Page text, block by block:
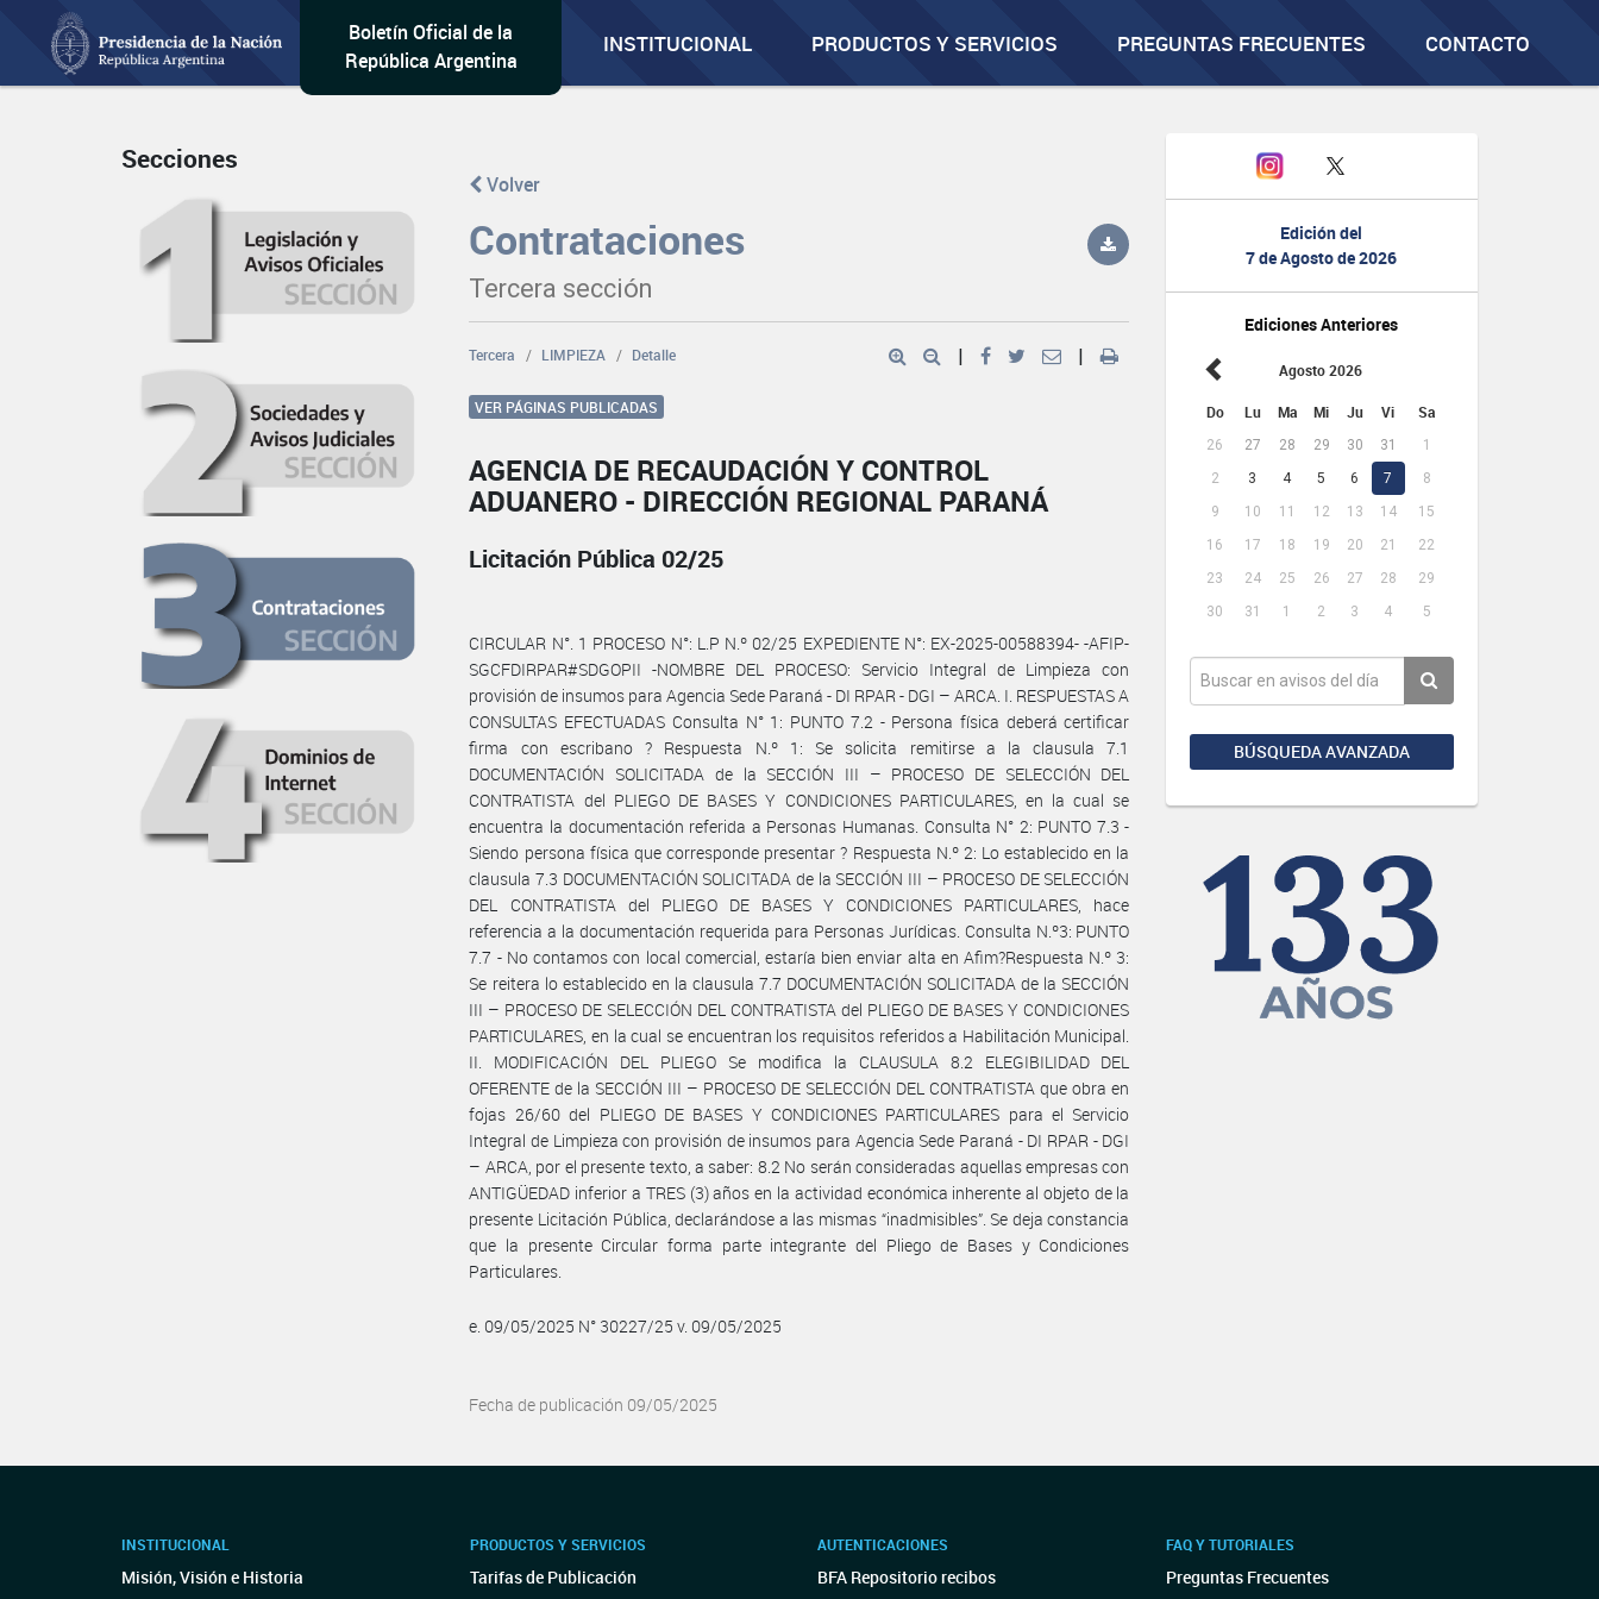
Boletín Oficial de la
República Argentina
INSTITUCIONAL PRODUCTOS Y SERVICIOS PREGUNTAS FRECUENTES CONTACTO
Edición del
7 de Agosto de 2026
Ediciones Anteriores
Agosto 2026
Do Lu Ma Mi Ju Vi Sa
26 27 28 29 30 31
1
2
3 4 5 6 7
8
9
10 11 12 13 14
15
16
17 18 19 20 21
22
23
24 25 26 27 28
29
30
31 1 2 3 4 5
BÚSQUEDA AVANZADA
Secciones
Volver
Contrataciones
Tercera sección
Tercera LIMPIEZA Detalle | |
VER PÁGINAS PUBLICADAS
AGENCIA DE RECAUDACIÓN Y CONTROL
ADUANERO - DIRECCIÓN REGIONAL PARANÁ
Licitación Pública 02/25
CIRCULAR N°. 1 PROCESO N°: L.P N.º 02/25 EXPEDIENTE N°: EX-2025-00588394- -AFIP-
SGCFDIRPAR#SDGOPII -NOMBRE DEL PROCESO: Servicio Integral de Limpieza con
provisión de insumos para Agencia Sede Paraná - DI RPAR - DGI – ARCA. I. RESPUESTAS A
CONSULTAS EFECTUADAS Consulta N° 1: PUNTO 7.2 - Persona física deberá certificar
firma con escribano ? Respuesta N.º 1: Se solicita remitirse a la clausula 7.1
DOCUMENTACIÓN SOLICITADA de la SECCIÓN III – PROCESO DE SELECCIÓN DEL
CONTRATISTA del PLIEGO DE BASES Y CONDICIONES PARTICULARES, en la cual se
encuentra la documentación referida a Personas Humanas. Consulta N° 2: PUNTO 7.3 -
Siendo persona física que corresponde presentar ? Respuesta N.º 2: Lo establecido en la
clausula 7.3 DOCUMENTACIÓN SOLICITADA de la SECCIÓN III – PROCESO DE SELECCIÓN
DEL CONTRATISTA del PLIEGO DE BASES Y CONDICIONES PARTICULARES, hace
referencia a la documentación requerida para Personas Jurídicas. Consulta N.º3: PUNTO
7.7 - No contamos con local comercial, estaría bien enviar alta en Afim?Respuesta N.º 3:
Se reitera lo establecido en la clausula 7.7 DOCUMENTACIÓN SOLICITADA de la SECCIÓN
III – PROCESO DE SELECCIÓN DEL CONTRATISTA del PLIEGO DE BASES Y CONDICIONES
PARTICULARES, en la cual se encuentran los requisitos referidos a Habilitación Municipal.
II. MODIFICACIÓN DEL PLIEGO Se modifica la CLAUSULA 8.2 ELEGIBILIDAD DEL
OFERENTE de la SECCIÓN III – PROCESO DE SELECCIÓN DEL CONTRATISTA que obra en
fojas 26/60 del PLIEGO DE BASES Y CONDICIONES PARTICULARES para el Servicio
Integral de Limpieza con provisión de insumos para Agencia Sede Paraná - DI RPAR - DGI
– ARCA, por el presente texto, a saber: 8.2 No serán consideradas aquellas empresas con
ANTIGÜEDAD inferior a TRES (3) años en la actividad económica inherente al objeto de la
presente Licitación Pública, declarándose a las mismas “inadmisibles”. Se deja constancia
que la presente Circular forma parte integrante del Pliego de Bases y Condiciones
Particulares.
e. 09/05/2025 N° 30227/25 v. 09/05/2025
Fecha de publicación 09/05/2025
INSTITUCIONAL
Misión, Visión e Historia
PRODUCTOS Y SERVICIOS
Tarifas de Publicación
AUTENTICACIONES
BFA Repositorio recibos
FAQ Y TUTORIALES
Preguntas Frecuentes